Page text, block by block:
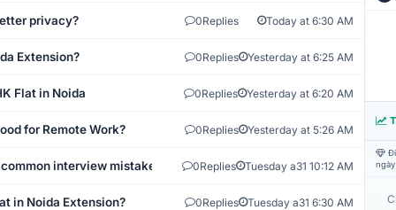
privacy? 0Replies Today at 6:30 AM
Extension? 0Replies Yesterday at 6:25 AM
Flat in Noida 0Replies Yesterday at 6:20 AM
for Remote Work? 0Replies Yesterday at 5:26 AM
interview mistakes? 0Replies Tuesday a31 10:12 AM
in Noida Extension? 0Replies Tuesday a31 6:30 AM